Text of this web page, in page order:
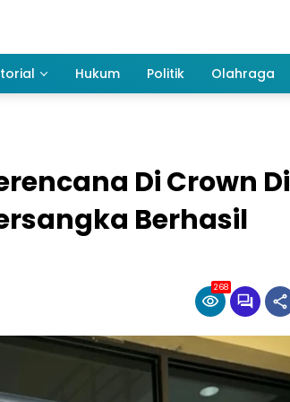
Hukum Politik Olahraga
Di Crown Di
Berhasil
268